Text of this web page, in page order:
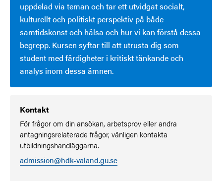
uppdelad via teman och tar ett utvidgat socialt,
kulturellt och politiskt perspektiv på både
samtidskonst och hälsa och hur vi kan förstå dessa
begrepp. Kursen syftar till att utrusta dig som
student med färdigheter i kritiskt tänkande och
analys inom dessa ämnen.
Kontakt
För frågor om din ansökan, arbetsprov eller andra
antagningsrelaterade frågor, vänligen kontakta
utbildningshandläggarna.
admission@hdk-valand.gu.se